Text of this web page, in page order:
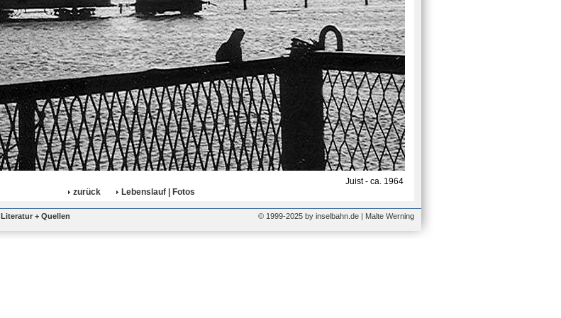
Juist - ca. 1964
zurück
Lebenslauf | Fotos
Literatur + Quellen © 1999-2025 by inselbahn.de | Malte Werning